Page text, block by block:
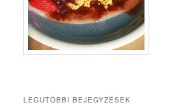
LEGUTÓBBI BEJEGYZÉSEK